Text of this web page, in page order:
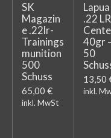
SK
Magazin
e .22lr-
Trainings
munition
500
Schuss
65,00 €
inkl. MwSt
Lapua
.22 LR
40gr
50
13,50
inkl.